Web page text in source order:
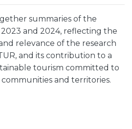
summaries of the
and 2024, reflecting the
relevance of the research
and its contribution to a
tourism committed to
and territories.